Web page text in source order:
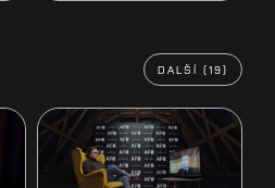
DALŠÍ (19)